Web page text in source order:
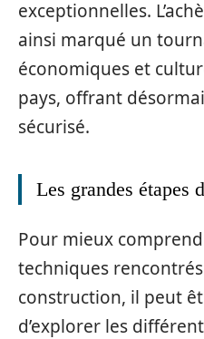
exceptionnelles.
ainsi marqué un
économiques et
pays, offrant
sécurisé.
Les grandes étapes
Pour mieux
techniques
construction, il peut
d’explorer les